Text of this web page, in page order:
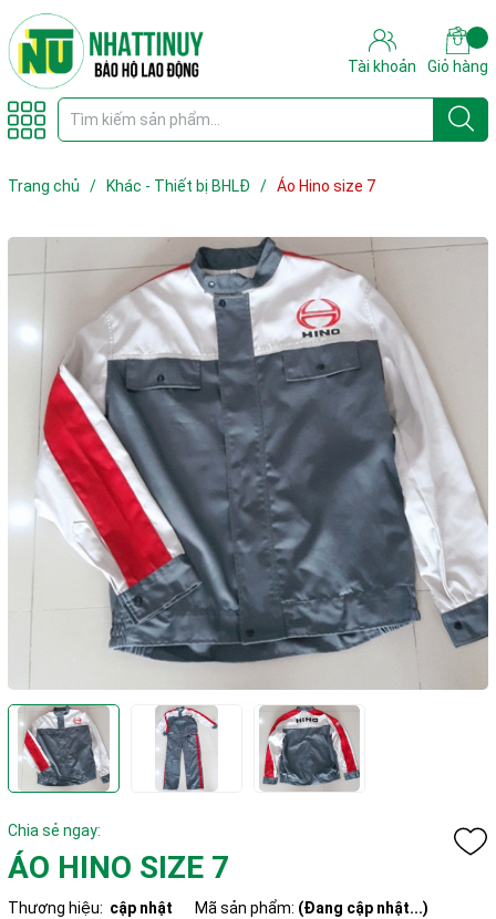
Tài khoản Giỏ hàng
Trang chủ / Khác - Thiết bị BHLĐ / Áo Hino size 7
Chia sẻ ngay:
ÁO HINO SIZE 7
Thương hiệu: cập nhật Mã sản phẩm: (Đang cập nhật...)